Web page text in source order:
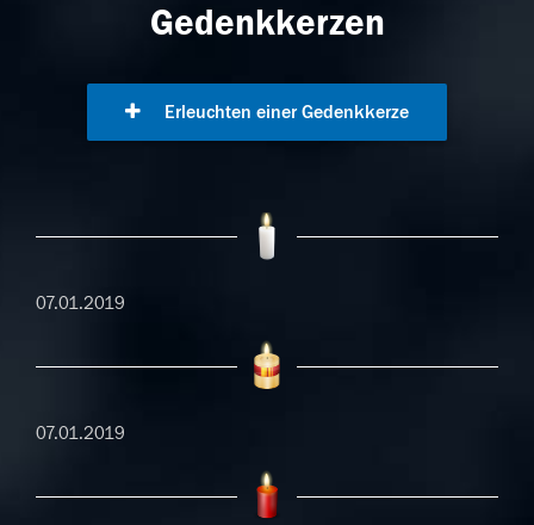
Gedenkkerzen
Erleuchten einer Gedenkkerze
07.01.2019
07.01.2019